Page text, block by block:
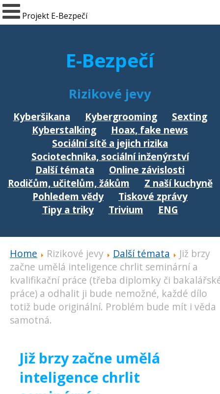
Projekt E-Bezpečí
E-Bezpečí
Rizikové jevy
Kyberšikana Kybergrooming
Sexting
Kyberstalking
Hoax, fake news
Sociální sítě a jejich rizika
Sociotechnika, sociální inženýrství
Další témata
Online závislosti
Rodičům, učitelům, žákům
Z naší kuchyně
Pohledem vědy
Tiskové zprávy
Tipy a triky
Trivium ENG
Home Rizikové jevy Další témata
Již brzy
začne umělá inteligence chrlit seminární a
kvalifikační práce (třeba diplomky či
práce) a odhalit ji bude nemožné, každé dílo
totiž bude originální. Problém bude mít i věda
samotná.
Již brzy začne umělá
inteligence chrlit